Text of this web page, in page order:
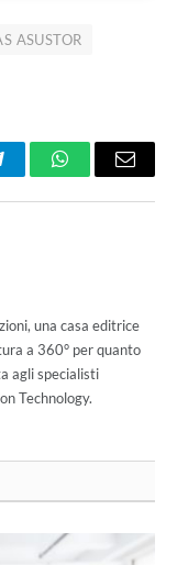
ASUSTOR
WhatsAppEmail
una casa editrice
a 360° per quanto
agli specialisti
Technology.